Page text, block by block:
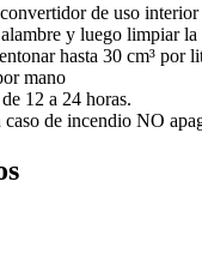
de uso
y luego limpiar
hasta 30 cm³ por
mano
12 a 24 horas.
de incendio NO